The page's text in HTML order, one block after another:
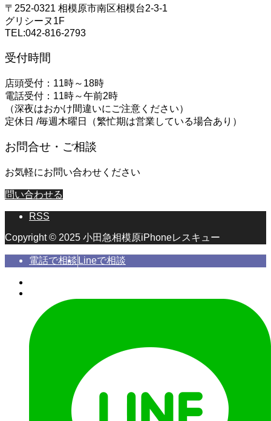
〒252-0321 相模原市南区相模台2-3-1
グリシーヌ1F
TEL:042-816-2793
受付時間
店頭受付：11時～18時
電話受付：11時～午前2時
（深夜はおかけ間違いにご注意ください）
定休日 /毎週木曜日（繁忙期は営業している場合あり）
お問合せ・ご相談
お気軽にお問い合わせください
問い合わせる
RSS
Copyright © 2025 小田急相模原iPhoneレスキュー
電話で相談 Lineで相談